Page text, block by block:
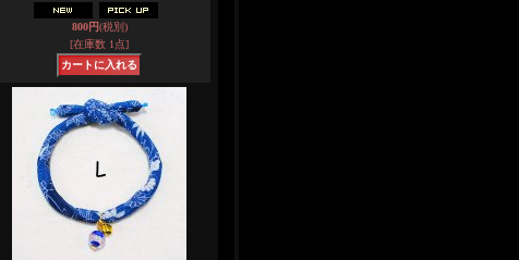
800円(税別)
[在庫数 1点]